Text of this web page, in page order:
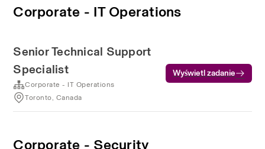
Corporate - IT Operations
Senior Technical Support
Specialist
Corporate - IT Operations
Toronto, Canada
Wyświetl zadanie
Corporate - Security